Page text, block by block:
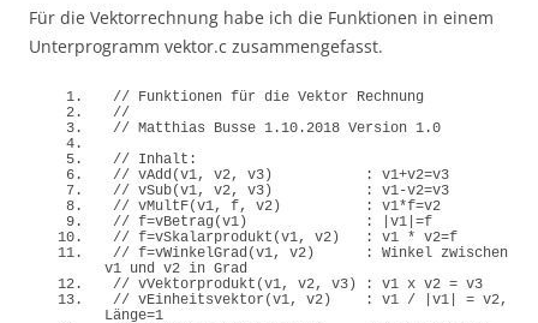
Für die Vektorrechnung habe ich die Funktionen in einem
Unterprogramm vektor.c zusammengefasst.
// Funktionen für die Vektor Rechnung
//
// Matthias Busse 1.10.2018 Version 1.0
// Inhalt:
// vAdd(v1, v2, v3)           : v1+v2=v3
// vSub(v1, v2, v3)           : v1-v2=v3
// vMultF(v1, f, v2)          : v1*f=v2
// f=vBetrag(v1)              : |v1|=f
// f=vSkalarprodukt(v1, v2)   : v1 * v2=f
// f=vWinkelGrad(v1, v2)      : Winkel zwischen
v1 und v2 in Grad
// vVektorprodukt(v1, v2, v3) : v1 x v2 = v3
// vEinheitsvektor(v1, v2)    : v1 / |v1| = v2,
Länge=1